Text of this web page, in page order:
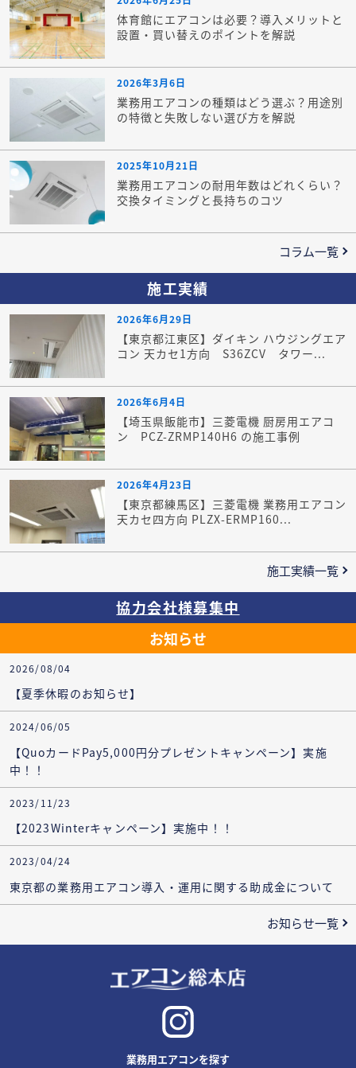
体育館にエアコンは必要？導入メリットと
設置・買い替えのポイントを解説
2026年3月6日
業務用エアコンの種類はどう選ぶ？用途別
の特徴と失敗しない選び方を解説
2025年10月21日
業務用エアコンの耐用年数はどれくらい？
交換タイミングと長持ちのコツ
コラム一覧
施工実績
2026年6月29日
【東京都江東区】ダイキン ハウジングエア
コン 天カセ1方向 S36ZCV タワー...
2026年6月4日
【埼玉県飯能市】三菱電機 厨房用エアコ
ン PCZ-ZRMP140H6 の施工事例
2026年4月23日
【東京都練馬区】三菱電機 業務用エアコン
天カセ四方向 PLZX-ERMP160...
施工実績一覧
協力会社様募集中
お知らせ
2026/08/04
【夏季休暇のお知らせ】
2024/06/05
【QuoカードPay5,000円分プレゼントキャンペーン】実施
中！！
2023/11/23
【2023Winterキャンペーン】実施中！！
2023/04/24
東京都の業務用エアコン導入・運用に関する助成金について
お知らせ一覧
業務用エアコンを探す